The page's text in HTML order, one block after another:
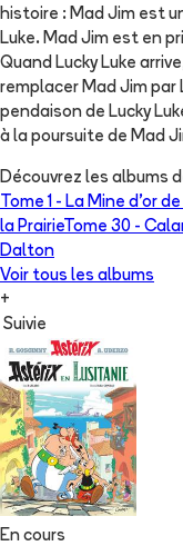
histoire : Mad Jim est
Luke. Mad Jim est en
Quand Lucky Luke
remplacer Mad Jim par
pendaison de Lucky
à la poursuite de Mad
Découvrez les albums
Tome 1 - La Mine d'or
la PrairieTome 30 -
Dalton
Voir tous les albums
+
Suivie
En cours